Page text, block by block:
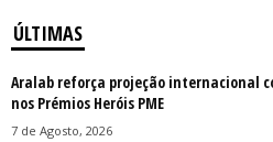
ÚLTIMAS
Aralab reforça projeção internacional
nos Prémios Heróis PME
7 de Agosto, 2026